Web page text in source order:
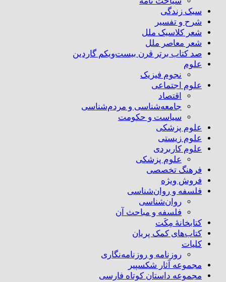
سبک زندگی
شرح و تفسیر
شعر کلاسیک ملل
شعر معاصر ملل
صد کتاب برتر قرن بیست‌و‌یکم گاردین
علوم
نجوم فیزیک
علوم اجتماعی
اقتصاد
جامعه‌شناسی و مردم‌شناسی
سیاست و حکومت
علوم پزشکی
علوم زیستی
علوم کاربردی
علوم پزشکی
فرهنگ تخصصی
فروش ویژه
فلسفه و روان‌شناسی
روان‌شناسی
فلسفه و مباحث آن
کتابخانۀ مِکَت
کتاب‌های کمک پریان
کلیات
روزنامه و روزنامه‌نگاری
مجموعه آثار شکسپیر
مجموعه داستان کوتاه فارسی